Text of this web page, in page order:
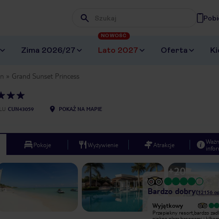
Wpisz frazę, której szukasz
Zima 2026/27 Lato 2027
NOWOŚĆ
Oferta
Grand Sunset Princess
CUN43059 POKAŻ NA MAPIE
Pokoje Wyżywienie Atrakcje
+20
Bardzo dobry(12156
Bardzo dobry
Zarezerwowaliśmy ten wyjazd
Wyjątkowy
Przepiekny resort,bardzo